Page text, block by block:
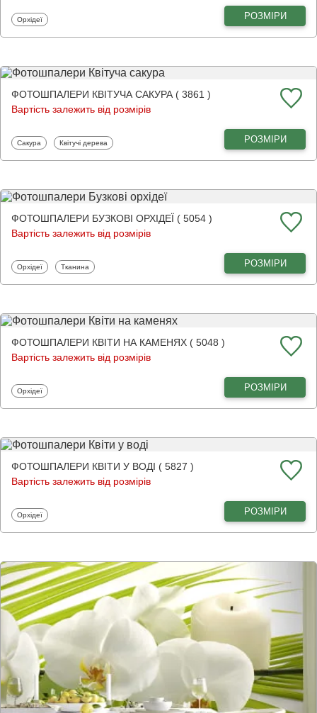
Фотошпалери
Орхідеї РОЗМІРИ
ФОТОШПАЛЕРИ КВІТУЧА САКУРА ( 3861 )
Вартість залежить від розмірів
Фотошпалери
Сакура Фотошпалери
Квітучі дерева РОЗМІРИ
ФОТОШПАЛЕРИ БУЗКОВІ ОРХІДЕЇ ( 5054 )
Вартість залежить від розмірів
Фотошпалери
Орхідеї Фотошпалери
Тканина РОЗМІРИ
ФОТОШПАЛЕРИ КВІТИ НА КАМЕНЯХ ( 5048 )
Вартість залежить від розмірів
Фотошпалери
Орхідеї РОЗМІРИ
ФОТОШПАЛЕРИ КВІТИ У ВОДІ ( 5827 )
Вартість залежить від розмірів
Фотошпалери
Орхідеї РОЗМІРИ